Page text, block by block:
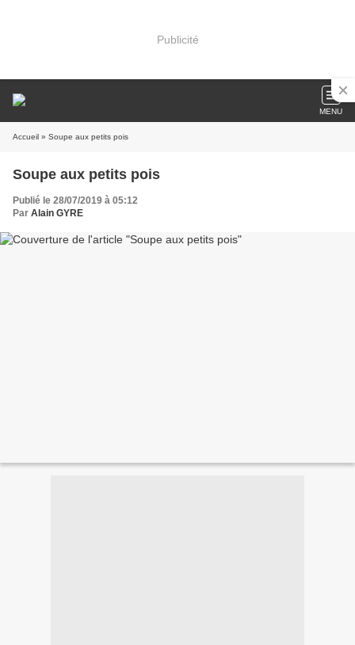
Publicité
MENU
Accueil » Soupe aux petits pois
Soupe aux petits pois
Publié le 28/07/2019 à 05:12
Par Alain GYRE